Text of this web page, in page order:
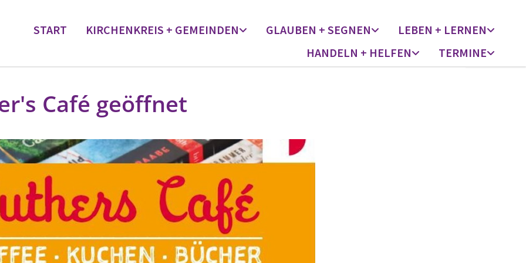
START KIRCHENKREIS + GEMEINDEN GLAUBEN + SEGNEN
LEBEN + LERNEN
HANDELN + HELFEN
TERMINE
Café geöffnet